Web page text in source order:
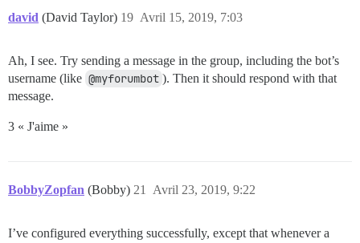
david (David Taylor) Avril 15, 2019, 7:03
19
Ah, I see. Try sending a message in the group, including the bot’s
username (like @myforumbot ). Then it should respond with that
message.
3 « J'aime »
BobbyZopfan (Bobby) Avril 23, 2019, 9:22
21
I’ve configured everything successfully, except that whenever a